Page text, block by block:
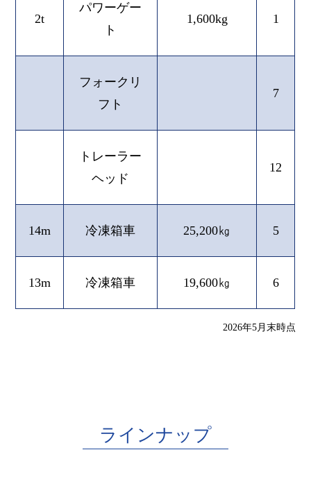
2t
パワーゲー
ト
1,600kg 1
フォークリ
フト
7
トレーラー
ヘッド
12
14m 冷凍箱車 25,200㎏ 5
13m 冷凍箱車 19,600㎏ 6
2026年5月末時点
ラインナップ